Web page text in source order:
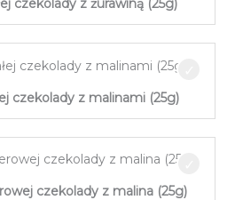
czekolady z żurawiną (25g)
czekolady z malinami (25g)
czekolady z malina (25g)